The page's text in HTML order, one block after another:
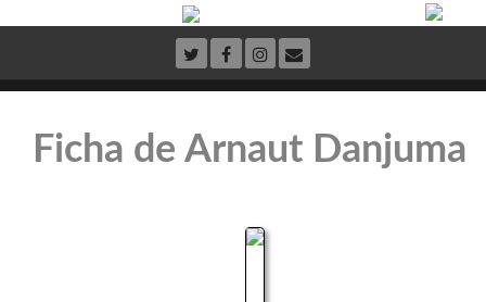
Ficha de Arnaut Danjuma